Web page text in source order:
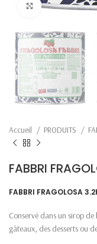
Click to enlarge
Accueil PRODUITS
FABBRI
FABBRI FRAGOLOSA
Conservé dans un sirop
gâteaux, des desserts ou